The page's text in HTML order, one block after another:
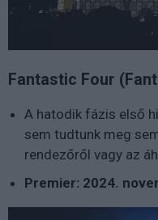
Fantastic Four
A hatodik fázis első
sem tudtunk meg
rendezőről vagy az
Premier: 2024.